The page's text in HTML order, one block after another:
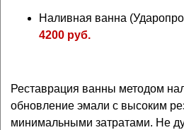
Наливная ванна
4200 руб.
Реставрация ванны методом
обновление эмали с высоким
минимальными затратами. Не